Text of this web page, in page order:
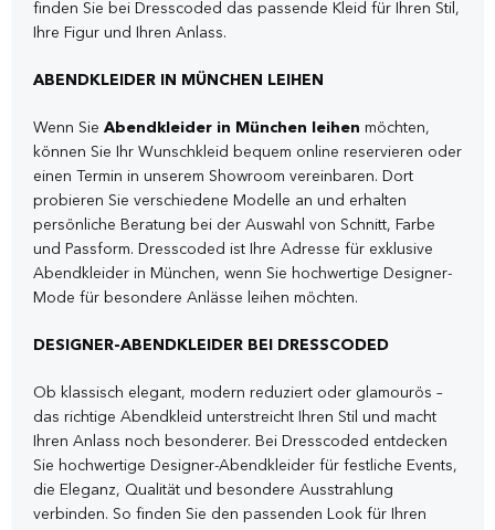
finden Sie bei Dresscoded das passende Kleid für Ihren Stil,
Ihre Figur und Ihren Anlass.
ABENDKLEIDER IN MÜNCHEN LEIHEN
Wenn Sie Abendkleider in München leihen möchten,
können Sie Ihr Wunschkleid bequem online reservieren oder
einen Termin in unserem Showroom vereinbaren. Dort
probieren Sie verschiedene Modelle an und erhalten
persönliche Beratung bei der Auswahl von Schnitt, Farbe
und Passform. Dresscoded ist Ihre Adresse für exklusive
Abendkleider in München, wenn Sie hochwertige Designer-
Mode für besondere Anlässe leihen möchten.
DESIGNER-ABENDKLEIDER BEI DRESSCODED
Ob klassisch elegant, modern reduziert oder glamourös –
das richtige Abendkleid unterstreicht Ihren Stil und macht
Ihren Anlass noch besonderer. Bei Dresscoded entdecken
Sie hochwertige Designer-Abendkleider für festliche Events,
die Eleganz, Qualität und besondere Ausstrahlung
verbinden. So finden Sie den passenden Look für Ihren